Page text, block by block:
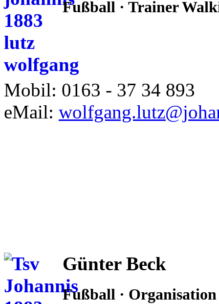
Fußball · Trainer
Mobil: 0163 - 37 34 893
eMail:
Günter Beck
Fußball ·